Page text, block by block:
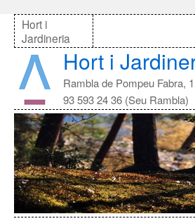
Hort i
Jardineria
Hort i
Rambla de Pompeu
93 593 24 36 (Seu